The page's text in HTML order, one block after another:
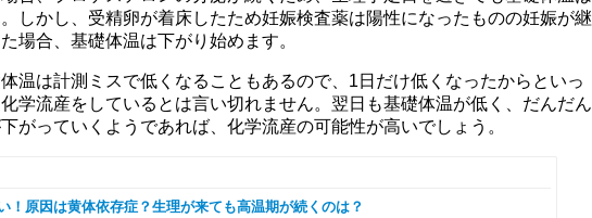
しかし、受精卵が着床したため妊娠検査薬は陽性になったものの妊娠が継
場合、基礎体温は下がり始めます。
温は計測ミスで低くなることもあるので、1日だけ低くなったからといっ
学流産をしているとは言い切れません。翌日も基礎体温が低く、だんだん
がっていくようであれば、化学流産の可能性が高いでしょう。
！原因は黄体依存症？生理が来ても高温期が続くのは？